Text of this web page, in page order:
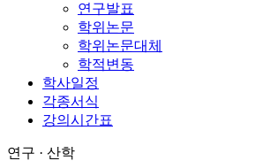
연구발표
학위논문
학위논문대체
학적변동
학사일정
각종서식
강의시간표
연구 · 산학